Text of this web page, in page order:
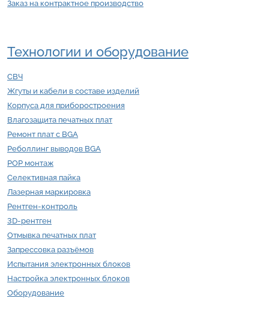
Заказ на контрактное производство
Технологии и оборудование
СВЧ
Жгуты и кабели в составе изделий
Корпуса для приборостроения
Влагозащита печатных плат
Ремонт плат с BGA
Реболлинг выводов BGA
POP монтаж
Селективная пайка
Лазерная маркировка
Рентген-контроль
3D-рентген
Отмывка печатных плат
Запрессовка разъёмов
Испытания электронных блоков
Настройка электронных блоков
Оборудование